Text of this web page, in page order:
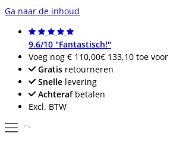
Ga naar de inhoud
9.6/10 "Fantastisch!"
Voeg nog € 110,00€ 133,10 toe voor
Gratis retourneren
Snelle levering
Achterafbetalen
Excl. BTW